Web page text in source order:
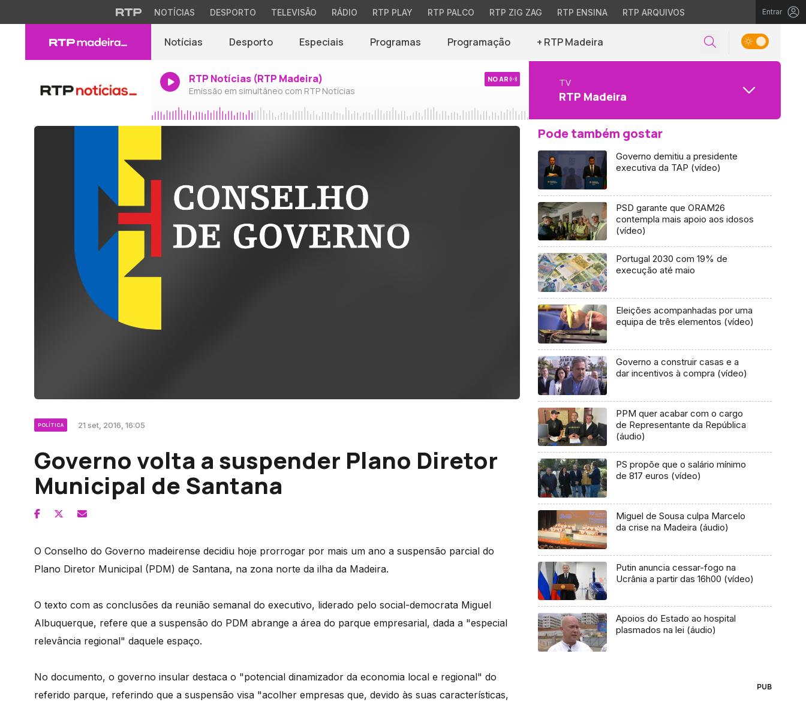
NOTÍCIAS DESPORTO TELEVISÃO RÁDIO RTP PLAY RTP PALCO RTP ZIG ZAG RTP ENSINA RTP ARQUIVOS Entrar
Notícias Desporto Especiais Programas Programação + RTP Madeira
RTP Notícias (RTP Madeira)
Emissão em simultâneo com RTP Notícias
NO AR TV
RTP Madeira
POLÍTICA 21 set, 2016, 16:05
Governo volta a suspender Plano Diretor
Municipal de Santana
O Conselho do Governo madeirense decidiu hoje prorrogar por mais um ano a suspensão parcial do
Plano Diretor Municipal (PDM) de Santana, na zona norte da ilha da Madeira.
O texto com as conclusões da reunião semanal do executivo, liderado pelo social-democrata Miguel
Albuquerque, refere que a suspensão do PDM abrange a área do parque empresarial, dada a "especial
relevância regional" daquele espaço.
No documento, o governo insular destaca o "potencial dinamizador da economia local e regional" do
referido parque, referindo que a suspensão visa "acolher empresas que, devido às suas características,
Pode também gostar
Governo demitiu a presidente
executiva da TAP (vídeo)
PSD garante que ORAM26
contempla mais apoio aos idosos
(vídeo)
Portugal 2030 com 19% de
execução até maio
Eleições acompanhadas por uma
equipa de três elementos (vídeo)
Governo a construir casas e a
dar incentivos à compra (vídeo)
PPM quer acabar com o cargo
de Representante da República
(áudio)
PS propõe que o salário mínimo
de 817 euros (vídeo)
Miguel de Sousa culpa Marcelo
da crise na Madeira (áudio)
Putin anuncia cessar-fogo na
Ucrânia a partir das 16h00 (vídeo)
Apoios do Estado ao hospital
plasmados na lei (áudio)
PUB